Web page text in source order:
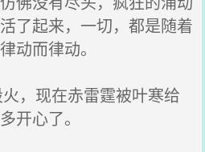
了起来，一切，都是随着
动而律动。
，现在赤雷霆被叶寒给
开心了。